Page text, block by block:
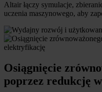
Altair łączy symulacje,
uczenia maszynowego, aby
Osiągnięcie
poprzez redukcję